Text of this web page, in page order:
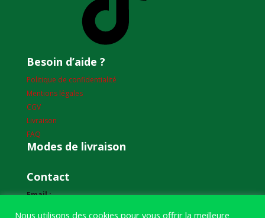
Besoin d’aide ?
Politique de confidentialité
Mentions légales
CGV
Livraison
FAQ
Modes de livraison
Contact
Email :
Nous utilisons des cookies pour vous offrir la meilleure